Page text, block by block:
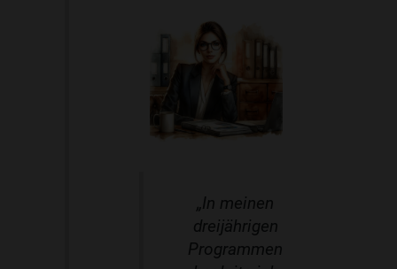
„In meinen
dreijährigen
Programmen